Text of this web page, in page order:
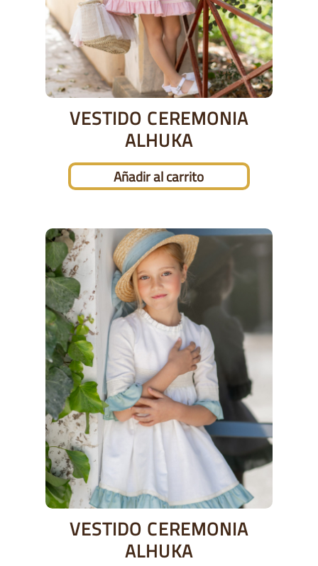
VESTIDO CEREMONIA
ALHUKA
Añadir al carrito
VESTIDO CEREMONIA
ALHUKA